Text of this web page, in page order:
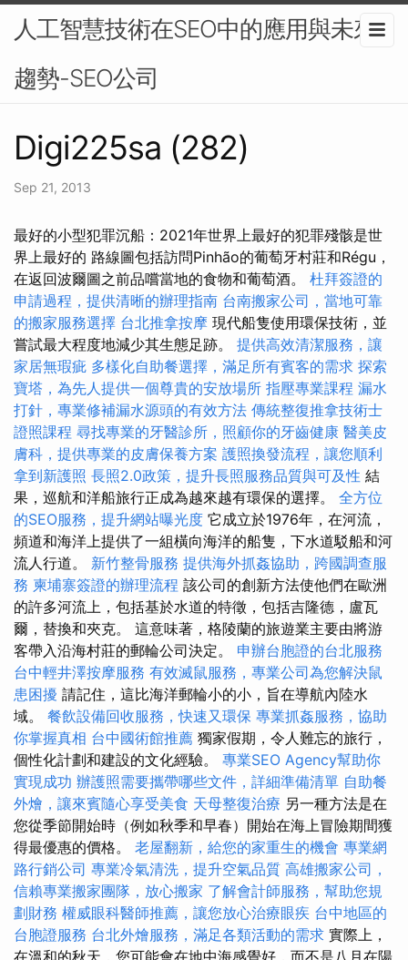
人工智慧技術在SEO中的應用與未來
趨勢-SEO公司
Digi225sa (282)
Sep 21, 2013
最好的小型犯罪沉船：2021年世界上最好的犯罪殘骸是世
界上最好的 路線圖包括訪問Pinhão的葡萄牙村莊和Régu，
在返回波爾圖之前品嚐當地的食物和葡萄酒。 杜拜簽證的
申請過程，提供清晰的辦理指南 台南搬家公司，當地可靠
的搬家服務選擇 台北推拿按摩 現代船隻使用環保技術，並
嘗試最大程度地減少其生態足跡。 提供高效清潔服務，讓
家居無瑕疵 多樣化自助餐選擇，滿足所有賓客的需求 探索
寶塔，為先人提供一個尊貴的安放場所 指壓專業課程 漏水
打針，專業修補漏水源頭的有效方法 傳統整復推拿技術士
證照課程 尋找專業的牙醫診所，照顧你的牙齒健康 醫美皮
膚科，提供專業的皮膚保養方案 護照換發流程，讓您順利
拿到新護照 長照2.0政策，提升長照服務品質與可及性 結
果，巡航和洋船旅行正成為越來越有環保的選擇。 全方位
的SEO服務，提升網站曝光度 它成立於1976年，在河流，
頻道和海洋上提供了一組橫向海洋的船隻，下水道駁船和河
流人行道。 新竹整骨服務 提供海外抓姦協助，跨國調查服
務 柬埔寨簽證的辦理流程 該公司的創新方法使他們在歐洲
的許多河流上，包括基於水道的特徵，包括吉隆德，盧瓦
爾，替換和夾克。 這意味著，格陵蘭的旅遊業主要由將游
客帶入沿海村莊的郵輪公司決定。 申辦台胞證的台北服務
台中輕井澤按摩服務 有效滅鼠服務，專業公司為您解決鼠
患困擾 請記住，這比海洋郵輪小的小，旨在導航內陸水
域。 餐飲設備回收服務，快速又環保 專業抓姦服務，協助
你掌握真相 台中國術館推薦 獨家假期，令人難忘的旅行，
個性化計劃和建設的文化經驗。 專業SEO Agency幫助你
實現成功 辦護照需要攜帶哪些文件，詳細準備清單 自助餐
外燴，讓來賓隨心享受美食 天母整復治療 另一種方法是在
您從季節開始時（例如秋季和早春）開始在海上冒險期間獲
得最優惠的價格。 老屋翻新，給您的家重生的機會 專業網
路行銷公司 專業冷氣清洗，提升空氣品質 高雄搬家公司，
信賴專業搬家團隊，放心搬家 了解會計師服務，幫助您規
劃財務 權威眼科醫師推薦，讓您放心治療眼疾 台中地區的
台胞證服務 台北外燴服務，滿足各類活動的需求 實際上，
在溫和的秋天，您可能會在地中海感覺好，而不是八月在陽